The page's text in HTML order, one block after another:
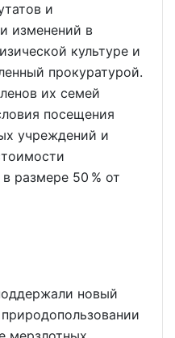
и
изменений в
культуре и
прокуратурой.
их семей
посещения
учреждений и
размере 50 % от
новый